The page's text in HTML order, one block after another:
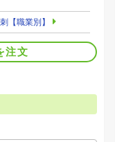
【職業別】
注文